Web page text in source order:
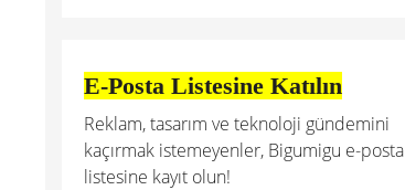
E-Posta Listesine Katılın
Reklam, tasarım ve teknoloji gündemini
kaçırmak istemeyenler, Bigumigu e-posta
listesine kayıt olun!